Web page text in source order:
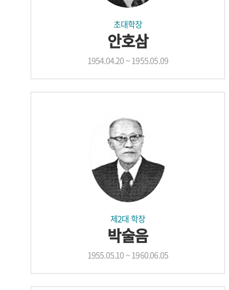
초대학장
안호삼
1954.04.20 ~ 1955.05.09
제2대 학장
박술음
1955.05.10 ~ 1960.06.05